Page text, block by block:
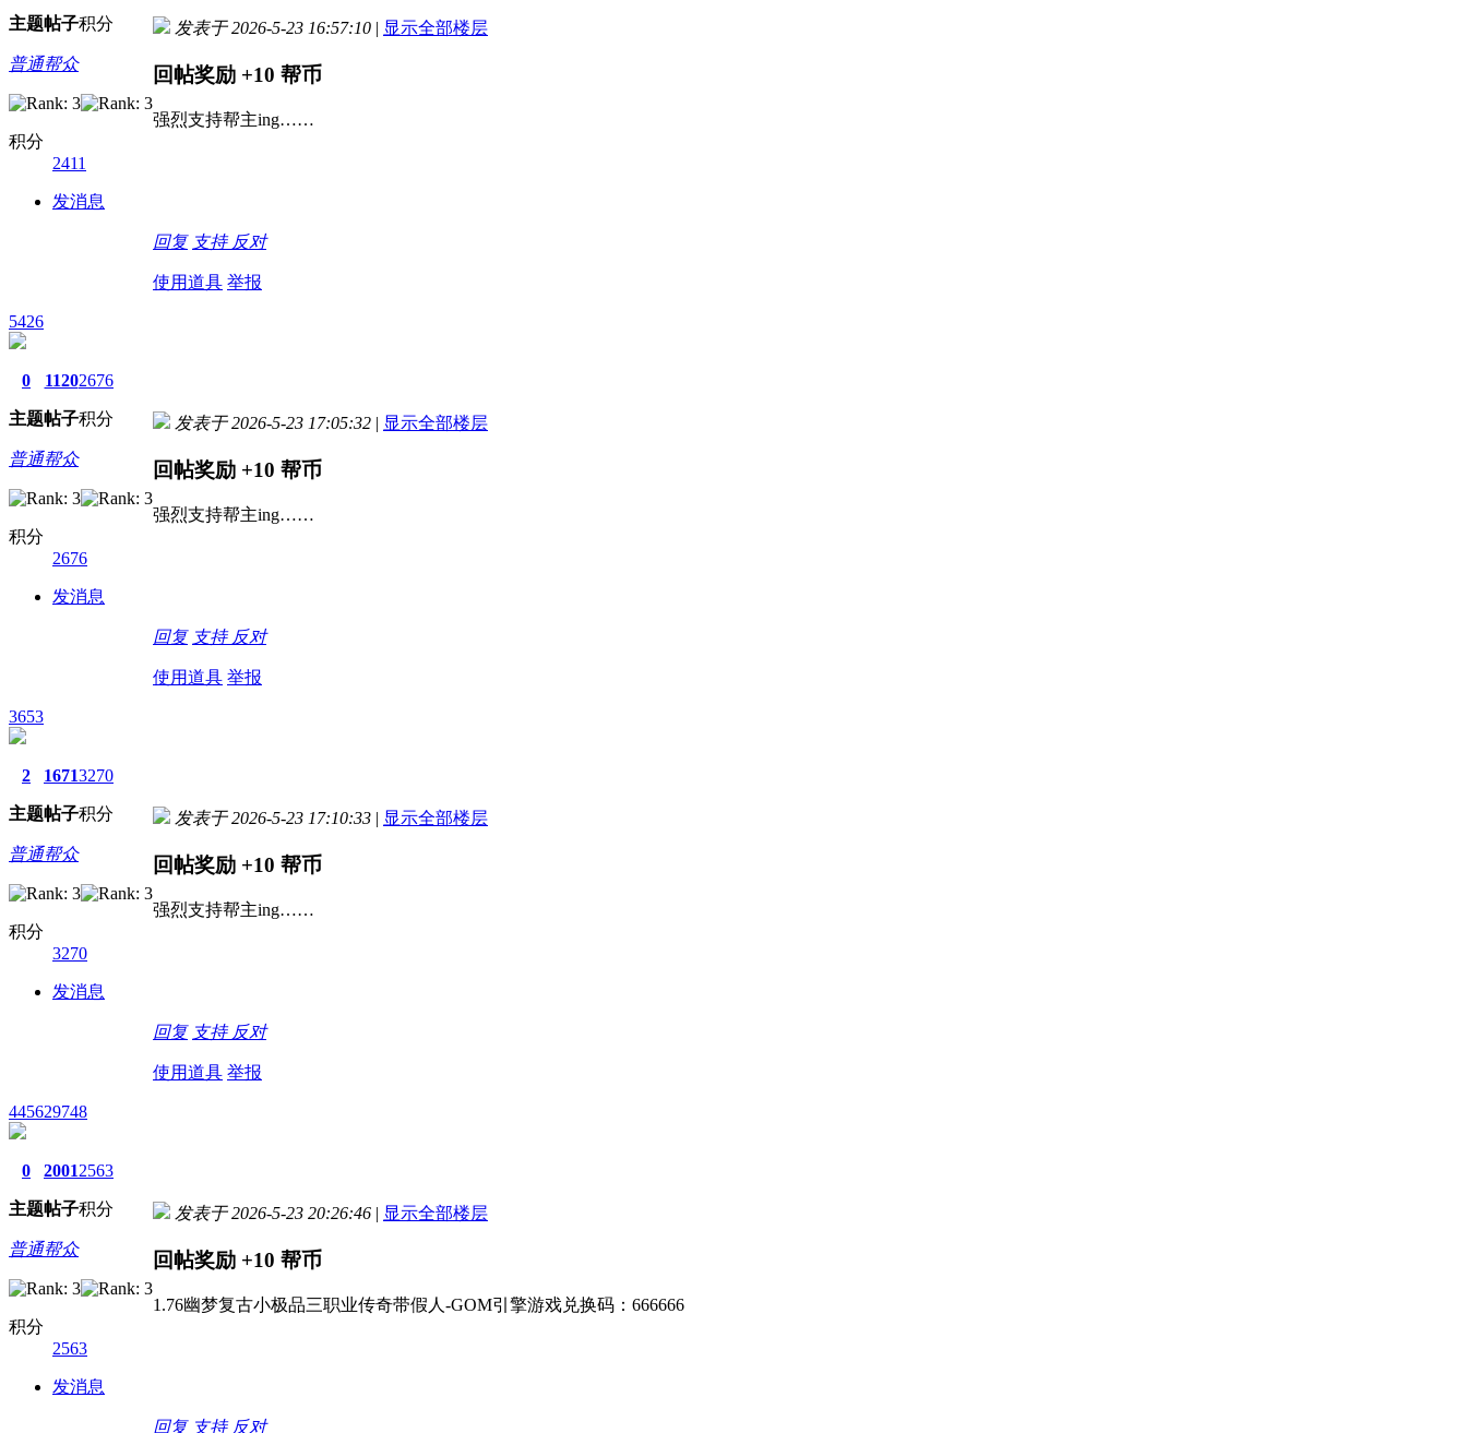
主题帖子积分
普通帮众
积分
2411
发消息
发表于 2026-5-23 16:57:10 | 显示全部楼层
回帖奖励 +10 帮币
强烈支持帮主ing……
回复 支持 反对
使用道具 举报
5426
0
主题
1120
帖子
2676
积分
普通帮众
积分
2676
发消息
发表于 2026-5-23 17:05:32 | 显示全部楼层
回帖奖励 +10 帮币
强烈支持帮主ing……
回复 支持 反对
使用道具 举报
3653
2
主题
1671
帖子
3270
积分
普通帮众
积分
3270
发消息
发表于 2026-5-23 17:10:33 | 显示全部楼层
回帖奖励 +10 帮币
强烈支持帮主ing……
回复 支持 反对
使用道具 举报
445629748
0
主题
2001
帖子
2563
积分
普通帮众
积分
2563
发消息
发表于 2026-5-23 20:26:46 | 显示全部楼层
回帖奖励 +10 帮币
1.76幽梦复古小极品三职业传奇带假人-GOM引擎游戏兑换码：666666
回复 支持 反对